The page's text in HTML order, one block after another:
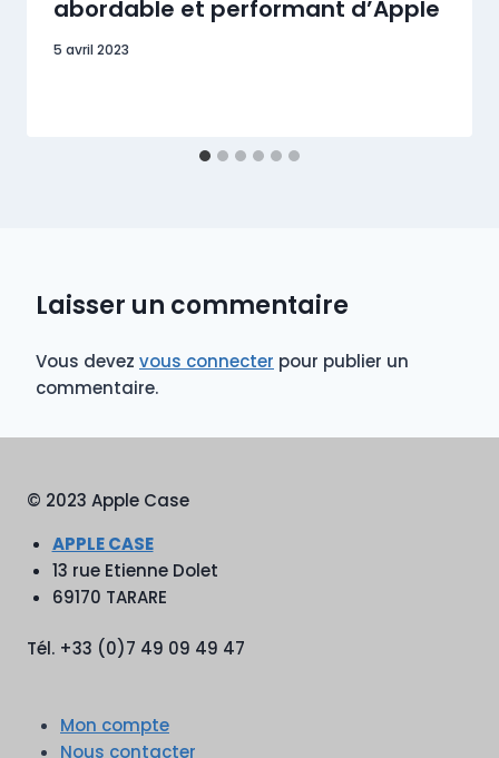
abordable et performant d’Apple
5 avril 2023
Laisser un commentaire
Vous devez vous connecter pour publier un
commentaire.
© 2023 Apple Case
APPLE CASE
13 rue Etienne Dolet
69170 TARARE
Tél. +33 (0)7 49 09 49 47
Mon compte
Nous contacter